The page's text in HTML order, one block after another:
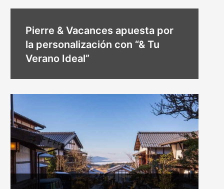
Pierre & Vacances apuesta por
la personalización con “& Tu
Verano Ideal”